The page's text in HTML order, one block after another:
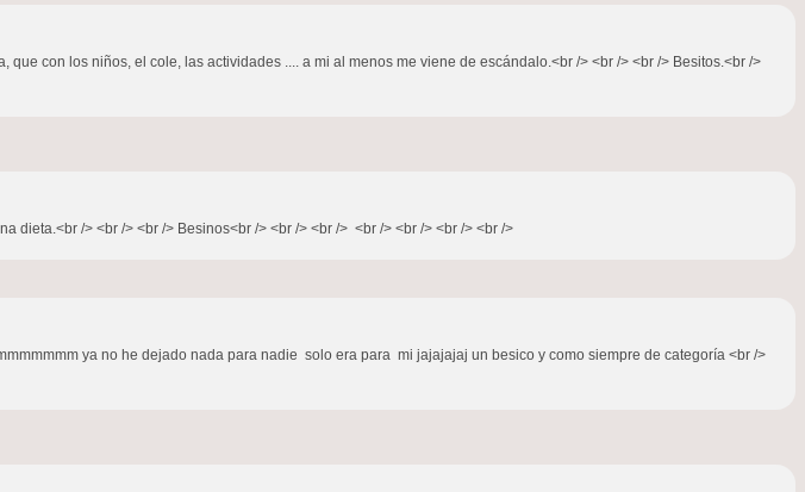
con los niños, el cole, las actividades .... a mi al menos me viene de escándalo.<br /> <br /> <br /> Besitos.<br />
dieta.<br /> <br /> <br /> Besinos<br /> <br /> <br /> <br /> <br /> <br /> <br />
ya no he dejado nada para nadie solo era para mi jajajajaj un besico y como siempre de categoría <br />